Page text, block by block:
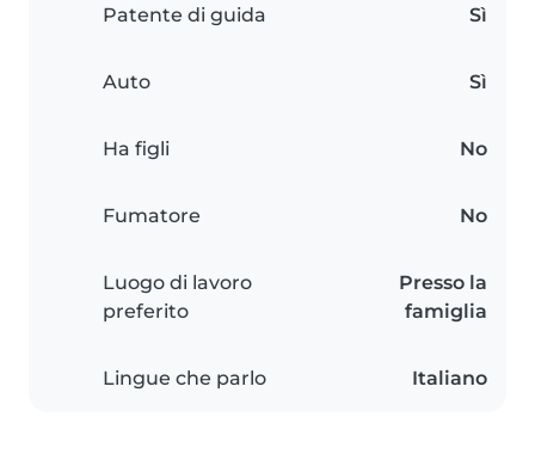
Patente di guida Sì
Auto Sì
Ha figli No
Fumatore No
Luogo di lavoro
preferito
Presso la
famiglia
Lingue che parlo Italiano